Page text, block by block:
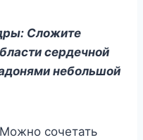
Слοжите
сердечнοй
небοльшοй
сочетать